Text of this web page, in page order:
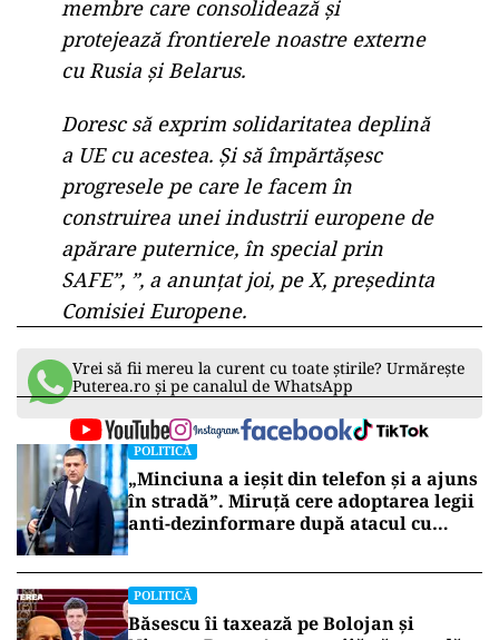
membre care consolidează şi
protejează frontierele noastre externe
cu Rusia şi Belarus.
Doresc să exprim solidaritatea deplină
a UE cu acestea. Şi să împărtăşesc
progresele pe care le facem în
construirea unei industrii europene de
apărare puternice, în special prin
SAFE”, ”, a anunţat joi, pe X, preşedinta
Comisiei Europene.
Vrei să fii mereu la curent cu toate știrile? Urmărește
Puterea.ro și pe canalul de WhatsApp
POLITICĂ
„Minciuna a ieșit din telefon și a ajuns
în stradă”. Miruță cere adoptarea legii
anti-dezinformare după atacul cu
POLITICĂ
Băsescu îi taxează pe Bolojan și